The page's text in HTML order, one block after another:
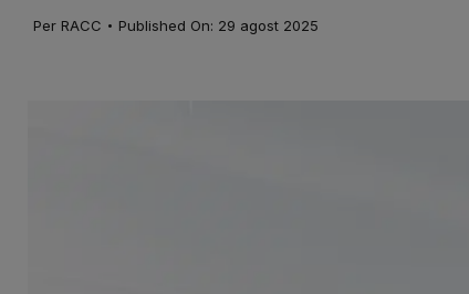
Per RACC · Published On: 29 agost 2025